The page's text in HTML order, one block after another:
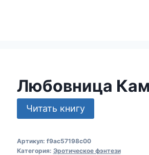
Любовница
Читать книгу
Артикул: f9ac57198c00
Категория: Эротическое фэнтези